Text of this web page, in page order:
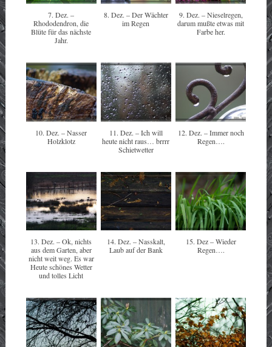
7. Dez. –
Rhododendron, die
Blüte für das nächste
Jahr.
8. Dez. – Der Wächter
im Regen
9. Dez. – Nieselregen,
darum mußte etwas mit
Farbe her.
10. Dez. – Nasser
Holzklotz
11. Dez. – Ich will
heute nicht raus… brrrr
Schietwetter
12. Dez. – Immer noch
Regen….
13. Dez. – Ok, nichts
aus dem Garten, aber
nicht weit weg. Es war
Heute schönes Wetter
und tolles Licht
14. Dez. – Nasskalt,
Laub auf der Bank
15. Dez – Wieder
Regen….